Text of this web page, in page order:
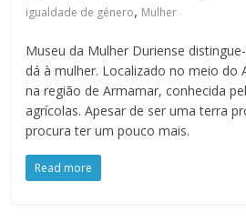
igualdade de género, Mulher
Museu da Mulher Duriense
dá à mulher. Localizado no meio do
na região de Armamar, conhecida
agrícolas. Apesar de ser uma terra
procura ter um pouco mais.
Read more